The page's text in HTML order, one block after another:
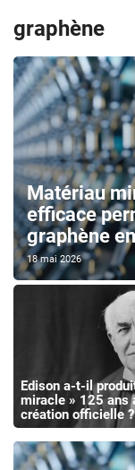
graphène
Matériau
efficace
graphène
18 mai 2026
Edison a-t-il
miracle » 125 ans
création officielle ?